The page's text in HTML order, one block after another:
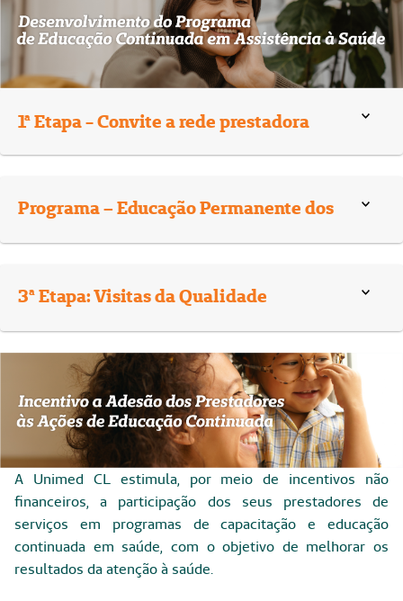
1ª Etapa - Convite a rede prestadora
2ª Etapa: Desenvolvimento do
Programa – Educação Permanente dos
3ª Etapa: Visitas da Qualidade
A Unimed CL estimula, por meio de incentivos não
financeiros, a participação dos seus prestadores de
serviços em programas de capacitação e educação
continuada em saúde, com o objetivo de melhorar os
resultados da atenção à saúde.